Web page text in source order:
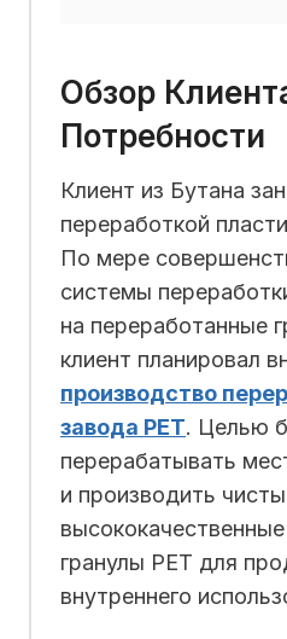
Обзор
Потребности
Клиент из Бутана
переработкой
По мере
системы
на переработанные
клиент планировал
производство
завода PET. Целью
перерабатывать
и производить
гранулы PET для
внутреннего